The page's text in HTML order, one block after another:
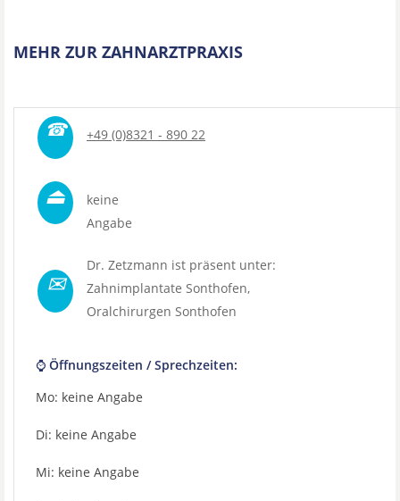
MEHR ZUR ZAHNARZTPRAXIS
☎ +49 (0)8321 - 890 22
⏏
keine
Angabe
✉
Dr. Zetzmann ist präsent unter:
Zahnimplantate Sonthofen,
Oralchirurgen Sonthofen
⌚ Öffnungszeiten / Sprechzeiten:
Mo: keine Angabe
Di: keine Angabe
Mi: keine Angabe